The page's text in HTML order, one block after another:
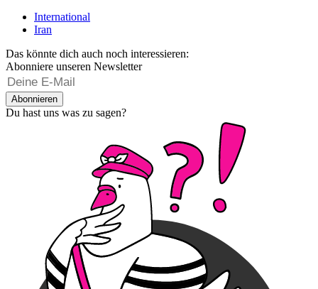
International
Iran
Das könnte dich auch noch interessieren:
Abonniere unseren Newsletter
Abonnieren
Du hast uns was zu sagen?